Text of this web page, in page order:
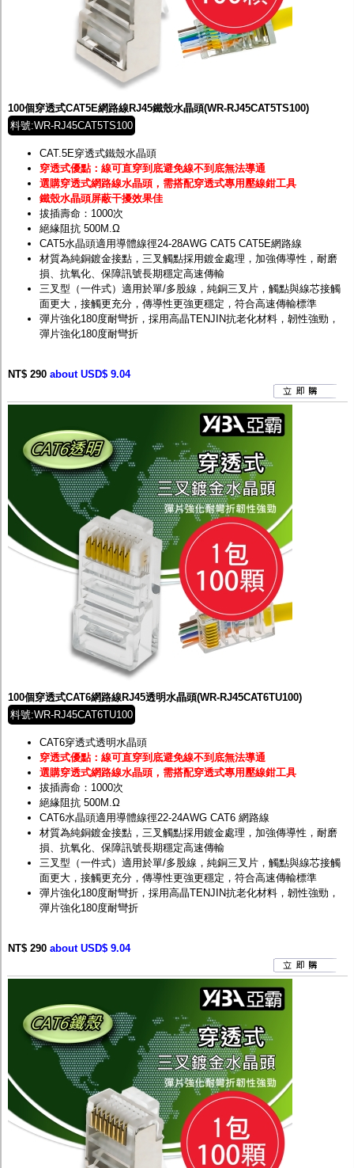
100個穿透式CAT5E網路線RJ45鐵殼水晶頭(WR-RJ45CAT5TS100)
料號:WR-RJ45CAT5TS100
CAT.5E穿透式鐵殼水晶頭
穿透式優點：線可直穿到底避免線不到底無法導通
選購穿透式網路線水晶頭，需搭配穿透式專用壓線鉗工具
鐵殼水晶頭屏蔽干擾效果佳
拔插壽命：1000次
絕緣阻抗 500M.Ω
CAT5水晶頭適用導體線徑24-28AWG CAT5 CAT5E網路線
材質為純銅鍍金接點，三叉觸點採用鍍金處理，加強傳導性，耐磨
損、抗氧化、保障訊號長期穩定高速傳輸
三叉型（一件式）適用於單/多股線，純銅三叉片，觸點與線芯接觸
面更大，接觸更充分，傳導性更強更穩定，符合高速傳輸標準
彈片強化180度耐彎折，採用高晶TENJIN抗老化材料，韌性強勁，
彈片強化180度耐彎折
NT$ 290 about USD$ 9.04
100個穿透式CAT6網路線RJ45透明水晶頭(WR-RJ45CAT6TU100)
料號:WR-RJ45CAT6TU100
CAT6穿透式透明水晶頭
穿透式優點：線可直穿到底避免線不到底無法導通
選購穿透式網路線水晶頭，需搭配穿透式專用壓線鉗工具
拔插壽命：1000次
絕緣阻抗 500M.Ω
CAT6水晶頭適用導體線徑22-24AWG CAT6 網路線
材質為純銅鍍金接點，三叉觸點採用鍍金處理，加強傳導性，耐磨
損、抗氧化、保障訊號長期穩定高速傳輸
三叉型（一件式）適用於單/多股線，純銅三叉片，觸點與線芯接觸
面更大，接觸更充分，傳導性更強更穩定，符合高速傳輸標準
彈片強化180度耐彎折，採用高晶TENJIN抗老化材料，韌性強勁，
彈片強化180度耐彎折
NT$ 290 about USD$ 9.04